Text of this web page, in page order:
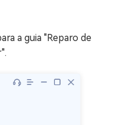
a guia "Reparo de